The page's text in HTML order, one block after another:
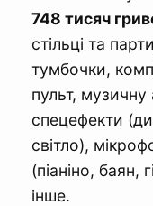
748 тисяч
стільці та
тумбочки,
пульт, музичну
спецефекти
світло),
(піаніно, баян,
інше.